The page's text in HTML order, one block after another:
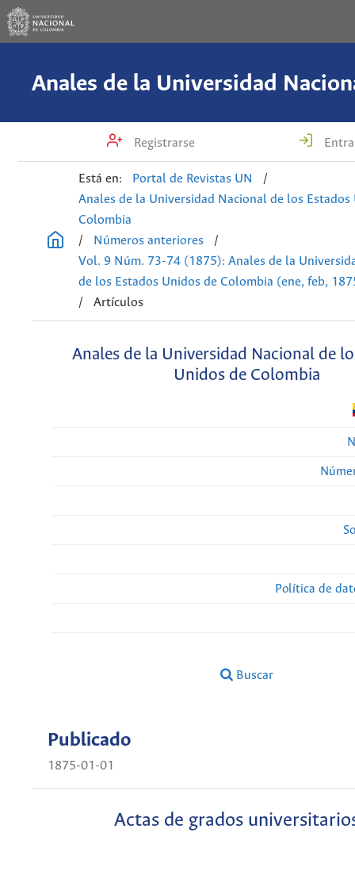
Registrarse
Está en: Portal de Revistas UN
/
Anales de la Universidad Nacional de los Estados
Colombia
/
Números anteriores
/
Vol. 9 Núm. 73-74 (1875): Anales de la
de los Estados Unidos de Colombia (ene, feb,
/
Artículos
Anales de la Universidad Nacional de
Unidos de Colombia
Política de
Buscar
Publicado
1875-01-01
Actas de grados